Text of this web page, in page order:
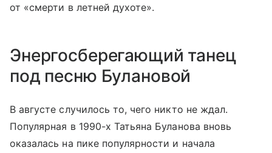
от «смерти в летней духоте».
Энергосберегающий танец
под песню Булановой
В августе случилось то, чего никто не ждал.
Популярная в 1990-х Татьяна Буланова вновь
оказалась на пике популярности и начала